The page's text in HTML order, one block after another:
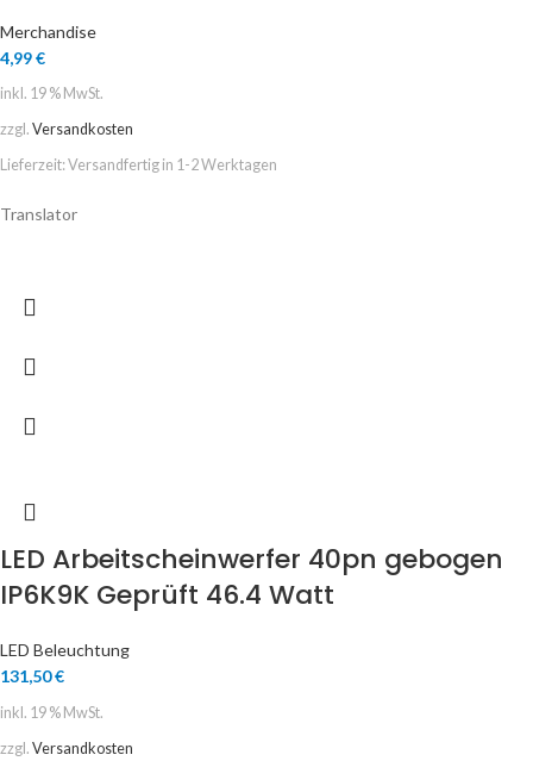
Merchandise
4,99€
inkl. 19 % MwSt.
zzgl. Versandkosten
Lieferzeit: Versandfertig in 1-2 Werktagen
Translator
LED Arbeitscheinwerfer 40pn gebogen
IP6K9K Geprüft 46.4 Watt
LED Beleuchtung
131,50€
inkl. 19 % MwSt.
zzgl. Versandkosten